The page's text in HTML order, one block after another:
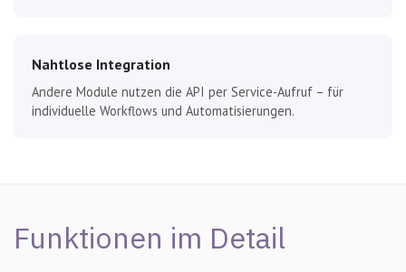
Nahtlose Integration
Andere Module nutzen die API per Service-Aufruf – für
individuelle Workflows und Automatisierungen.
Funktionen im Detail